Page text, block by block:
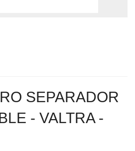
SEPARADOR
- VALTRA -